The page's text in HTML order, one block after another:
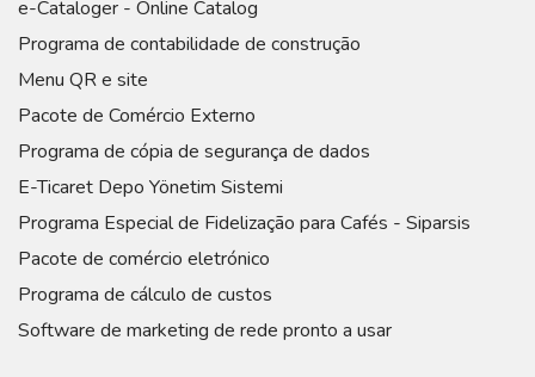
e-Cataloger - Online Catalog
Programa de contabilidade de construção
Menu QR e site
Pacote de Comércio Externo
Programa de cópia de segurança de dados
E-Ticaret Depo Yönetim Sistemi
Programa Especial de Fidelização para Cafés - Siparsis
Pacote de comércio eletrónico
Programa de cálculo de custos
Software de marketing de rede pronto a usar